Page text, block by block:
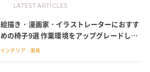
LATEST ARTICLES
絵描き・漫画家・イラストレーターにおすす
めの椅子9選 作業環境をアップグレードしよ
う
インテリア・家具